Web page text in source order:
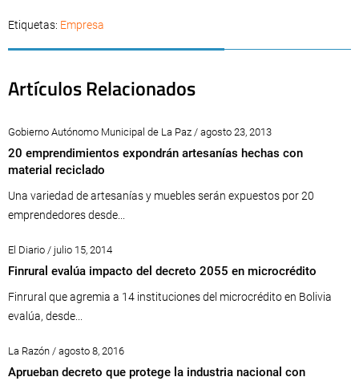
Etiquetas: Empresa
Artículos Relacionados
Gobierno Autónomo Municipal de La Paz / agosto 23, 2013
20 emprendimientos expondrán artesanías hechas con
material reciclado
Una variedad de artesanías y muebles serán expuestos por 20
emprendedores desde...
El Diario / julio 15, 2014
Finrural evalúa impacto del decreto 2055 en microcrédito
Finrural que agremia a 14 instituciones del microcrédito en Bolivia
evalúa, desde...
La Razón / agosto 8, 2016
Aprueban decreto que protege la industria nacional con